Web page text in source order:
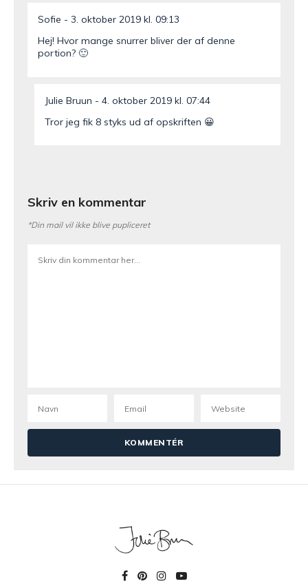
Sofie
3. oktober 2019 kl. 09:13
Hej! Hvor mange snurrer bliver der af denne
portion? 🙂
Julie Bruun
4. oktober 2019 kl. 07:44
Tror jeg fik 8 styks ud af opskriften 😀
Skriv en kommentar
*Din mail vil ikke blive pupliceret